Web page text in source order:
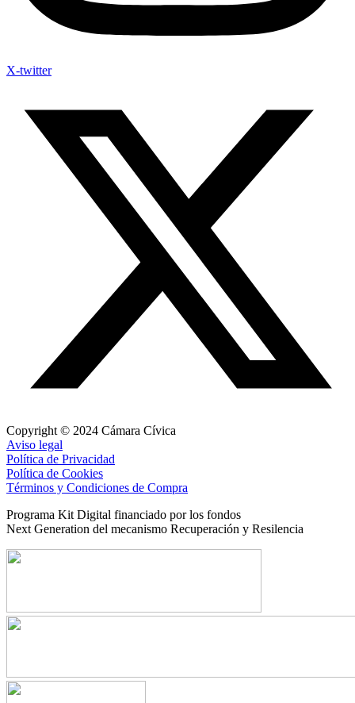
X-twitter
Copyright © 2024 Cámara Cívica
Aviso legal
Política de Privacidad
Política de Cookies
Términos y Condiciones de Compra
Programa Kit Digital financiado por los fondos
Next Generation del mecanismo Recuperación y Resilencia